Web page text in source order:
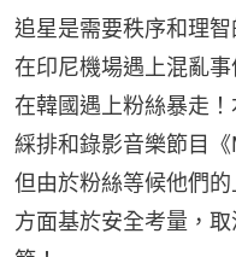
追星是需要秩序和理
在印尼機場遇上混亂
在韓國遇上粉絲暴走
綵排和錄影音樂節目
但由於粉絲等候他們
方面基於安全考量，